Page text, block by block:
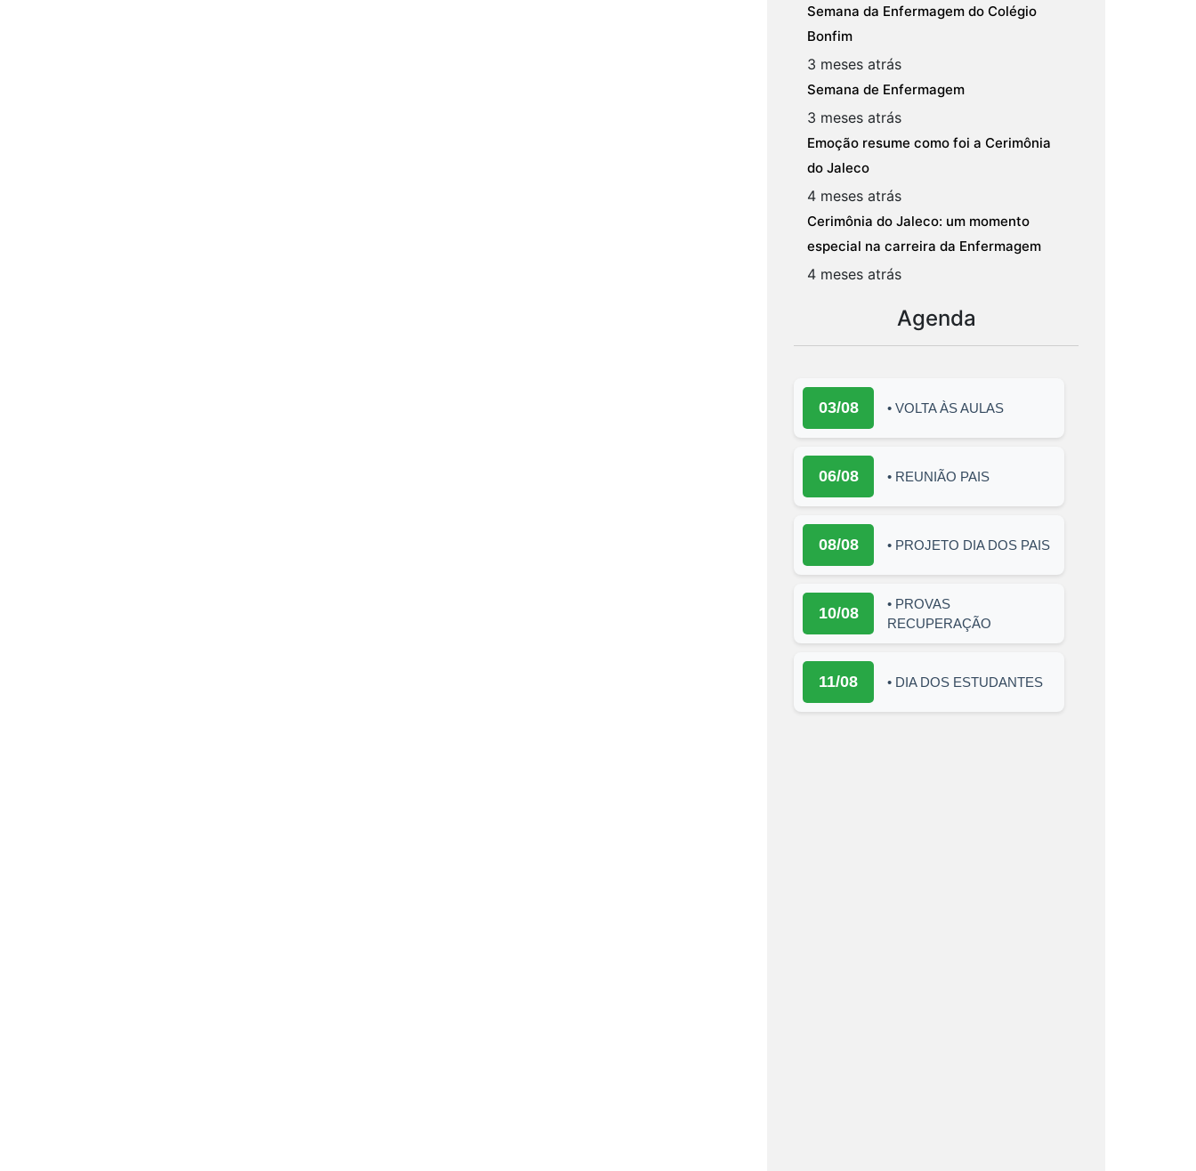
Semana da Enfermagem do Colégio
Bonfim
3 meses atrás
Semana de Enfermagem
3 meses atrás
Emoção resume como foi a Cerimônia
do Jaleco
4 meses atrás
Cerimônia do Jaleco: um momento
especial na carreira da Enfermagem
4 meses atrás
Agenda
03/08 • VOLTA ÀS AULAS
06/08 • REUNIÃO PAIS
08/08 • PROJETO DIA DOS PAIS
10/08
• PROVAS
RECUPERAÇÃO
11/08 • DIA DOS ESTUDANTES